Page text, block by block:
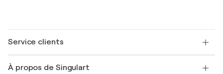
Service clients
Expédition
À propos de Singulart